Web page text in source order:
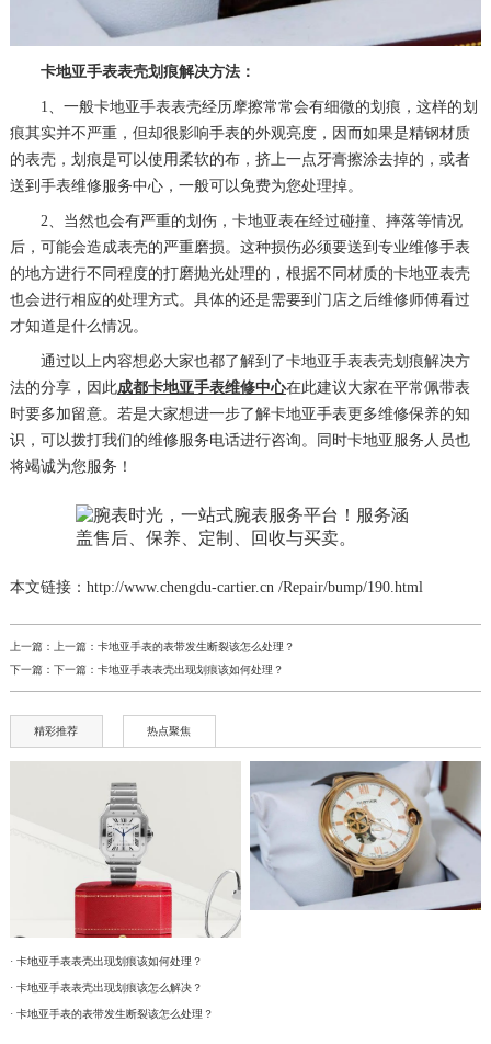
卡地亚手表表壳划痕解决方法：
1、一般卡地亚手表表壳经历摩擦常常会有细微的划痕，这样的划
痕其实并不严重，但却很影响手表的外观亮度，因而如果是精钢材质
的表壳，划痕是可以使用柔软的布，挤上一点牙膏擦涂去掉的，或者
送到手表维修服务中心，一般可以免费为您处理掉。
2、当然也会有严重的划伤，卡地亚表在经过碰撞、摔落等情况
后，可能会造成表壳的严重磨损。这种损伤必须要送到专业维修手表
的地方进行不同程度的打磨抛光处理的，根据不同材质的卡地亚表壳
也会进行相应的处理方式。具体的还是需要到门店之后维修师傅看过
才知道是什么情况。
通过以上内容想必大家也都了解到了卡地亚手表表壳划痕解决方
法的分享，因此成都卡地亚手表维修中心在此建议大家在平常佩带表
时要多加留意。若是大家想进一步了解卡地亚手表更多维修保养的知
识，可以拨打我们的维修服务电话进行咨询。同时卡地亚服务人员也
将竭诚为您服务！
本文链接：http://www.chengdu-cartier.cn /Repair/bump/190.html
上一篇：上一篇： 卡地亚手表的表带发生断裂该怎么处理？
下一篇：下一篇： 卡地亚手表表壳出现划痕该如何处理？
精彩推荐 热点聚焦
· 卡地亚手表表壳出现划痕该如何处理？
· 卡地亚手表表壳出现划痕该怎么解决？
· 卡地亚手表的表带发生断裂该怎么处理？